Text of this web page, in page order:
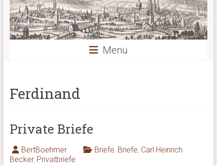
Menü
Ferdinand
Private Briefe
BertBoehmer Briefe, Briefe, Carl Heinrich
Becker, Privatbriefe